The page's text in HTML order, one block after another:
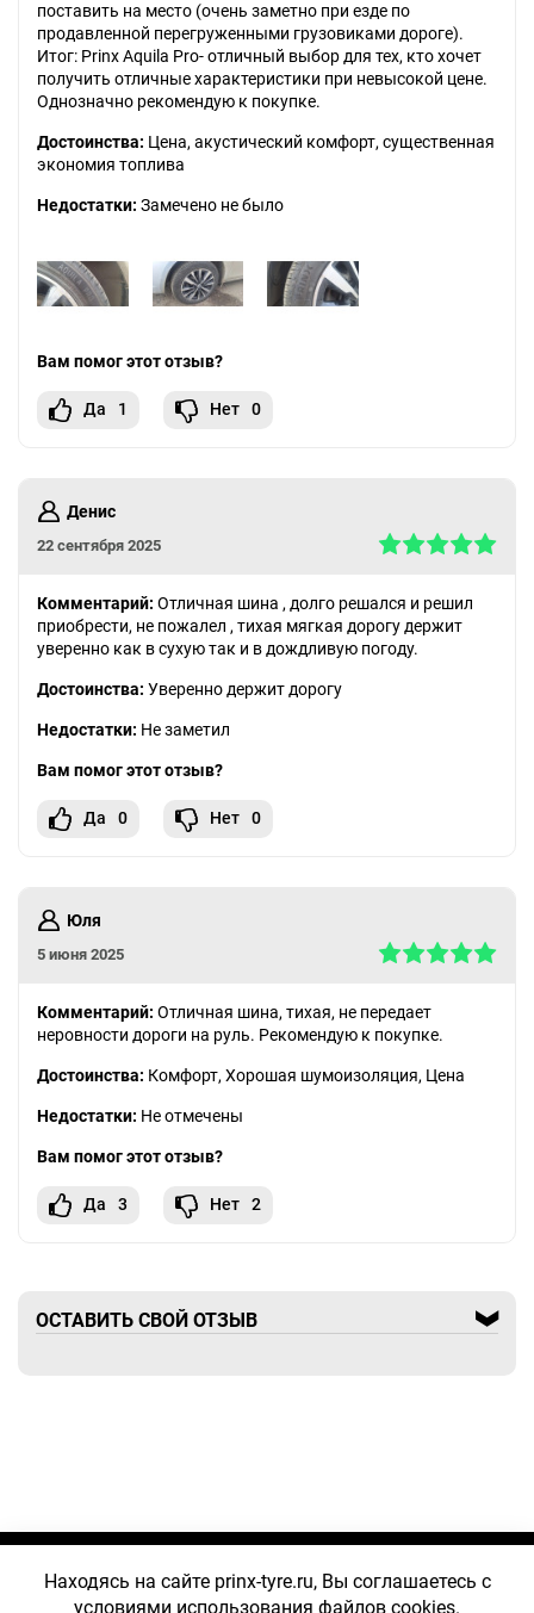
поставить на место (очень заметно при езде по
продавленной перегруженными грузовиками дороге).
Итог: Prinx Aquila Pro- отличный выбор для тех, кто хочет
получить отличные характеристики при невысокой цене.
Однозначно рекомендую к покупке.
Достоинства: Цена, акустический комфорт, существенная
экономия топлива
Недостатки: Замечено не было
Вам помог этот отзыв?
Да 1 Нет 0
Денис
22 сентября 2025
Комментарий: Отличная шина , долго решался и решил
приобрести, не пожалел , тихая мягкая дорогу держит
уверенно как в сухую так и в дождливую погоду.
Достоинства: Уверенно держит дорогу
Недостатки: Не заметил
Вам помог этот отзыв?
Да 0 Нет 0
Юля
5 июня 2025
Комментарий: Отличная шина, тихая, не передает
неровности дороги на руль. Рекомендую к покупке.
Достоинства: Комфорт, Хорошая шумоизоляция, Цена
Недостатки: Не отмечены
Вам помог этот отзыв?
Да 3 Нет 2
ОСТАВИТЬ СВОЙ ОТЗЫВ
КОНТАКТЫ
Находясь на сайте prinx-tyre.ru, Вы соглашаетесь с
условиями использования файлов cookies.